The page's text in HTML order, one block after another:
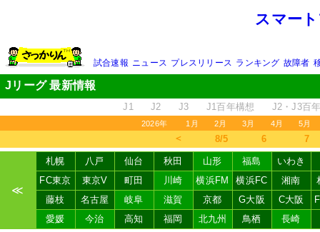
スマー
試合速報 ニュース プレスリリース ランキング 故障者
Jリーグ 最新情報
J1 J2 J3 J1百年構想 J2・J3百
2026年 1月 2月 3月 4月 5月
＜ 8/5 6 7
≪
札幌 八戸 仙台 秋田 山形 福島
いわき
FC東京
東京V 町田 川崎 横浜FM 横浜FC 湘南
藤枝
名古屋 岐阜 滋賀 京都 G大阪 C大阪
愛媛
今治 高知 福岡 北九州 鳥栖 長崎